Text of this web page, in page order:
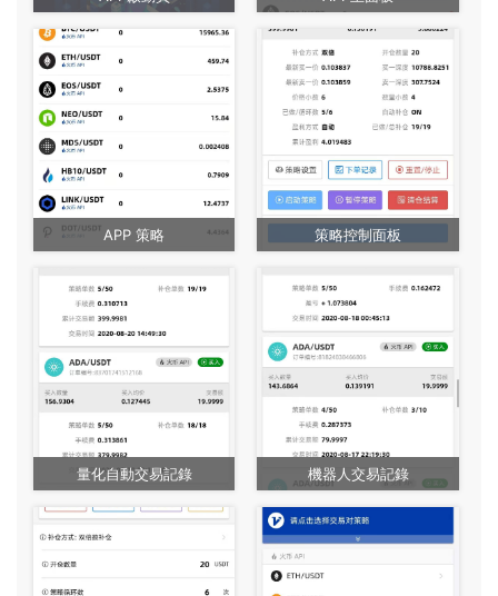
APP 策略 策略控制面板
量化自動交易記錄 機器人交易記錄